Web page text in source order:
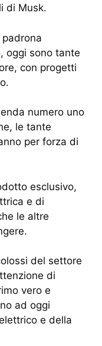
di Musk.
oggi sono tante
con progetti
numero uno
le tante
per forza di
esclusivo,
e di
le altre
del settore
di
vero e
ad oggi
e della